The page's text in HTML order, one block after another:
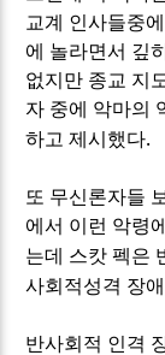
교계 인사들중
에 놀라면서 깊
없지만 종교 지
자 중에 악마의
하고 제시했다.
또 무신론자들
에서 이런 악령
는데 스캇 펙은
사회적성격 장애
반사회적 인격